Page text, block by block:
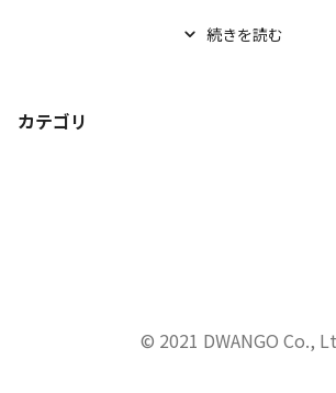
続きを読む
カテゴリ
© 2021 DWANGO Co.,